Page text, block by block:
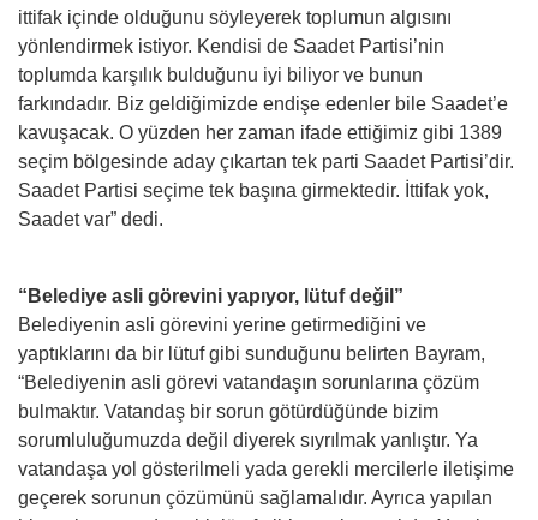
ittifak içinde olduğunu söyleyerek toplumun algısını
yönlendirmek istiyor. Kendisi de Saadet Partisi’nin
toplumda karşılık bulduğunu iyi biliyor ve bunun
farkındadır. Biz geldiğimizde endişe edenler bile Saadet’e
kavuşacak. O yüzden her zaman ifade ettiğimiz gibi 1389
seçim bölgesinde aday çıkartan tek parti Saadet Partisi’dir.
Saadet Partisi seçime tek başına girmektedir. İttifak yok,
Saadet var” dedi.
“Belediye asli görevini yapıyor, lütuf değil”
Belediyenin asli görevini yerine getirmediğini ve
yaptıklarını da bir lütuf gibi sunduğunu belirten Bayram,
“Belediyenin asli görevi vatandaşın sorunlarına çözüm
bulmaktır. Vatandaş bir sorun götürdüğünde bizim
sorumluluğumuzda değil diyerek sıyrılmak yanlıştır. Ya
vatandaşa yol gösterilmeli yada gerekli mercilerle iletişime
geçerek sorunun çözümünü sağlamalıdır. Ayrıca yapılan